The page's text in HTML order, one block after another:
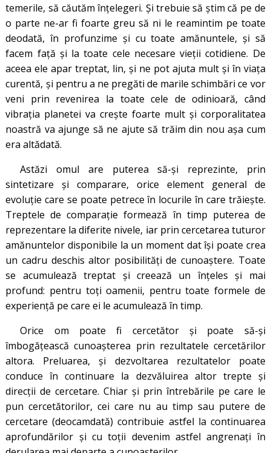
temerile, să căutăm înțelegeri. Și trebuie să ştim că pe de
o parte ne-ar fi foarte greu să ni le reamintim pe toate
deodată, în profunzime și cu toate amănuntele, și să
facem față și la toate cele necesare vieții cotidiene. De
aceea ele apar treptat, lin, și ne pot ajuta mult și în viața
curentă, și pentru a ne pregăti de marile schimbări ce vor
veni prin revenirea la toate cele de odinioară, când
vibrația planetei va crește foarte mult și corporalitatea
noastră va ajunge să ne ajute să trăim din nou așa cum
era altădată.
Astăzi omul are puterea să-şi reprezinte, prin
sintetizare şi comparare, orice element general de
evoluţie care se poate petrece în locurile în care trăieşte.
Treptele de comparaţie formează în timp puterea de
reprezentare la diferite nivele, iar prin cercetarea tuturor
amănuntelor disponibile la un moment dat își poate crea
un cadru deschis altor posibilităţi de cunoaştere. Toate
se acumulează treptat şi creează un înţeles şi mai
profund: pentru toți oamenii, pentru toate formele de
experiență pe care ei le acumulează în timp.
Orice om poate fi cercetător şi poate să-şi
îmbogăţească cunoaşterea prin rezultatele cercetărilor
altora. Preluarea, şi dezvoltarea rezultatelor poate
conduce în continuare la dezvăluirea altor trepte şi
direcţii de cercetare. Chiar şi prin întrebările pe care le
pun cercetătorilor, cei care nu au timp sau putere de
cercetare (deocamdată) contribuie astfel la continuarea
aprofundărilor şi cu toţii devenim astfel angrenaţi în